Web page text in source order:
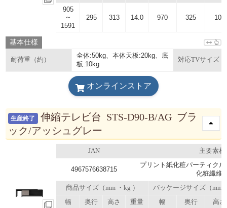
905
～
1591
295 313 14.0 970 325 105
基本仕様
耐荷重（約）
全体:50kg、本体天板:20kg、底
板:10kg
対応TVサイズ
オンラインストア
生産終了
伸縮テレビ台 STS-D90-B/AG ブラ
ック/アッシュグレー
JAN 主要素材
4967576638715
プリント紙化粧パーティク
化粧繊維
商品サイズ（mm ・kg ）
パッケージサイズ（mm
幅
奥行 高さ 重量 幅 奥行 高さ